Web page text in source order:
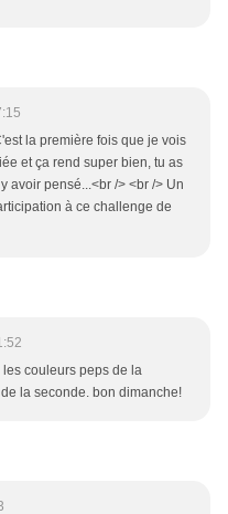
la première fois que je vois
et ça rend super bien, tu as
avoir pensé...<br /> <br /> Un
à ce challenge de
les couleurs peps de la
la seconde. bon dimanche!